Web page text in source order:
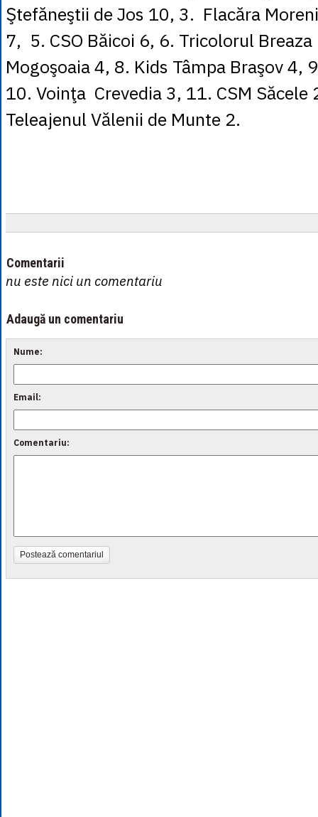
Ştefăneştii de Jos 10, 3. Flacăra
7, 5. CSO Băicoi 6, 6. Tricolorul
Mogoşoaia 4, 8. Kids Tâmpa Braşov 4,
10. Voinţa Crevedia 3, 11. CSM Săcele
Teleajenul Vălenii de Munte 2.
Comentarii
nu este nici un comentariu
Adaugă un comentariu
Nume:
Email:
Comentariu:
Postează comentariul